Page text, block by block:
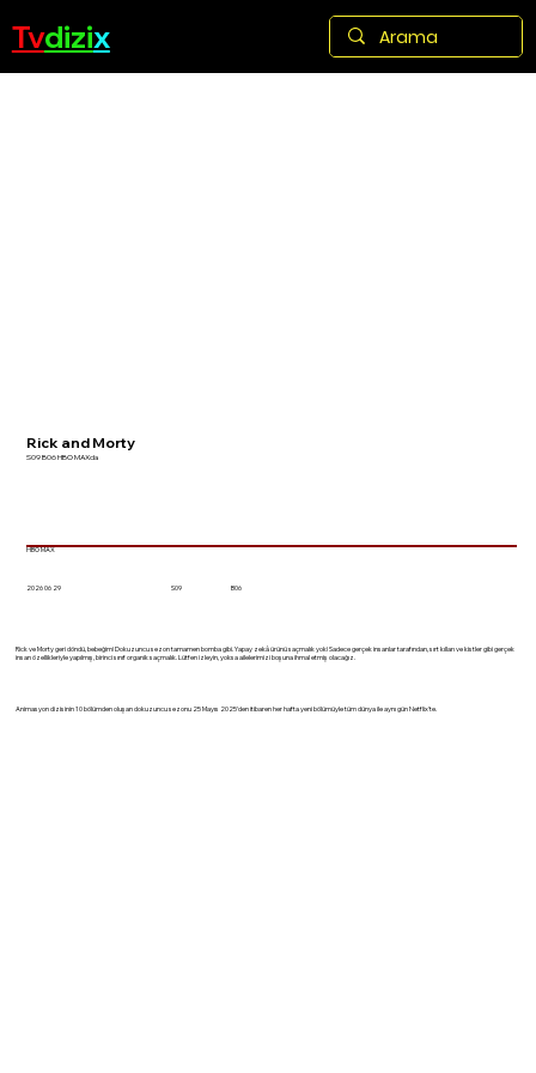
Tvdizix
Rick and Morty
S09 B06 HBO MAXda
HBO MAX
2026 06 29 S09 B06
Rick ve Morty geri döndü, bebeğim! Dokuzuncu sezon tamamen bomba gibi. Yapay zekâ ürünü saçmalık yok! Sadece gerçek insanlar tarafından, sırt kılları ve kistler gibi gerçek
insan özellikleriyle yapılmış, birinci sınıf organik saçmalık. Lütfen izleyin, yoksa ailelerimizi boşuna ihmal etmiş olacağız.
Animasyon dizisinin 10 bölümden oluşan dokuzuncu sezonu 25 Mayıs 2025'den itibaren her hafta yeni bölümüyle tüm dünya ile aynı gün Netflix'te.